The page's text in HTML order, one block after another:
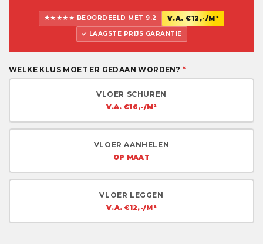
★★★★★ BEOORDEELD MET 9.2 V.A. €12,-/M²
✓ LAAGSTE PRIJS GARANTIE
WELKE KLUS MOET ER GEDAAN WORDEN? *
VLOER SCHUREN
V.A. €16,-/M²
VLOER AANHELEN
OP MAAT
VLOER LEGGEN
V.A. €12,-/M²